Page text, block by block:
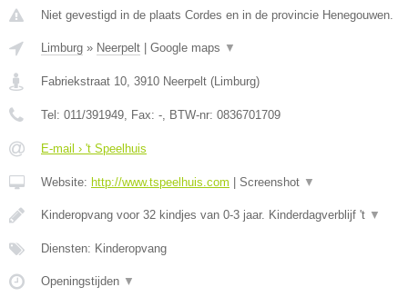
Niet gevestigd in de plaats Cordes en in de provincie Henegouwen.
Limburg » Neerpelt Google maps ▼
Fabriekstraat 10, 3910 Neerpelt (Limburg)
Tel: 011/391949, Fax: -, BTW-nr: 0836701709
E-mail › 't Speelhuis
Website: http://www.tspeelhuis.com Screenshot ▼
Kinderopvang voor 32 kindjes van 0-3 jaar. Kinderdagverblijf 't ▼
Diensten: Kinderopvang
Openingstijden ▼